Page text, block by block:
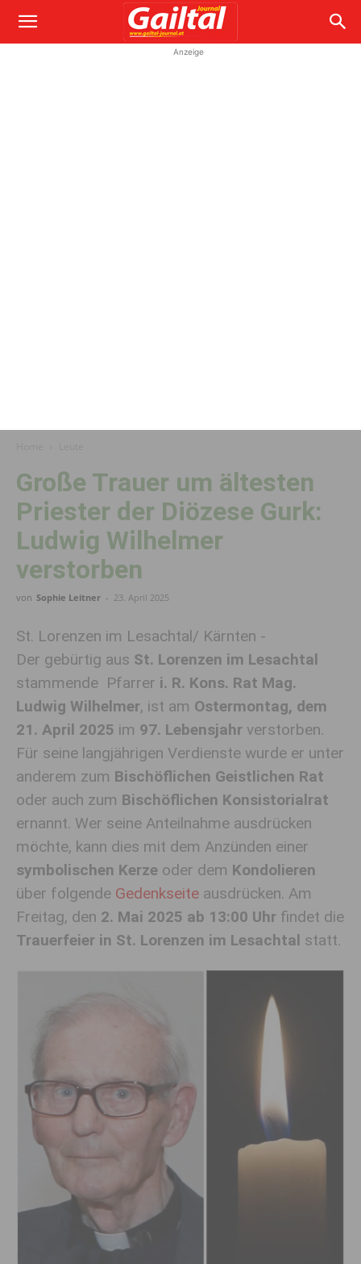
Anzeige
Große Trauer um ältesten
Priester der Diözese Gurk:
Ludwig Wilhelmer
verstorben
von Sophie Leitner - 23. April 2025
St. Lorenzen im Lesachtal/ Kärnten -
Der gebürtig aus St. Lorenzen im Lesachtal
stammende Pfarrer i. R. Kons. Rat Mag.
Ludwig Wilhelmer, ist am Ostermontag, dem
21. April 2025 im 97. Lebensjahr verstorben.
Für seine langjährigen Verdienste wurde er unter
anderem zum Bischöflichen Geistlichen Rat
oder auch zum Bischöflichen Konsistorialrat
ernannt. Wer seine Anteilnahme ausdrücken
möchte, kann dies mit dem Anzünden einer
symbolischen Kerze oder dem Kondolieren
über folgende Gedenkseite ausdrücken. Am
Freitag, den 2. Mai 2025 ab 13:00 Uhr findet die
Trauerfeier in St. Lorenzen im Lesachtal statt.